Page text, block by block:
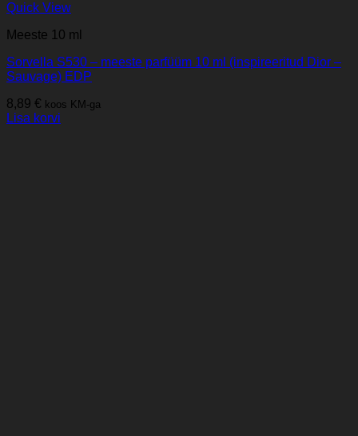
Quick View
Meeste 10 ml
Sorvella S530 – meeste parfüüm 10 ml (inspireeritud Dior –
Sauvage) EDP
8,89 € koos KM-ga
Lisa korvi